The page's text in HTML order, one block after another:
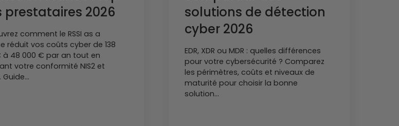
prestataires 2026
comment le RSSI as a
réduit vos coûts cyber de 138
à 48 000 € par an tout en
votre conformité NIS2 et
Guide...
solutions de détection
cyber 2026
EDR, XDR ou MDR : quelles différences
pour votre cybersécurité ? Comparez
les périmètres, coûts et niveaux de
maturité pour choisir la bonne
solution...